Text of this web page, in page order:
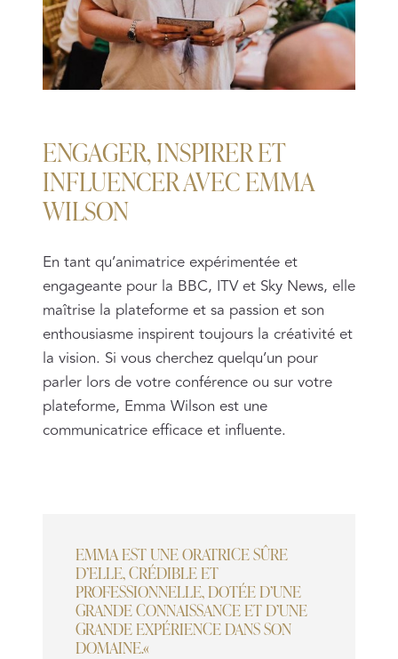
ENGAGER, INSPIRER ET
INFLUENCER AVEC EMMA
WILSON
En tant qu’animatrice expérimentée et
engageante pour la BBC, ITV et Sky News, elle
maîtrise la plateforme et sa passion et son
enthousiasme inspirent toujours la créativité et
la vision. Si vous cherchez quelqu’un pour
parler lors de votre conférence ou sur votre
plateforme, Emma Wilson est une
communicatrice efficace et influente.
EMMA EST UNE ORATRICE SÛRE
D’ELLE, CRÉDIBLE ET
PROFESSIONNELLE, DOTÉE D’UNE
GRANDE CONNAISSANCE ET D’UNE
GRANDE EXPÉRIENCE DANS SON
DOMAINE.«